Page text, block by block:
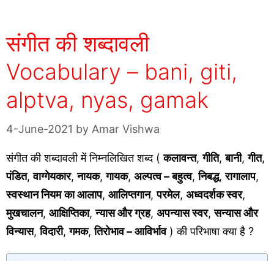
संगीत की शब्दावली
Vocabulary – bani, giti,
alptva, nyas, gamak
4-June-2021 by Amar Vishwa
संगीत की शब्दावली में निम्नलिखित शब्द (कलावन्त,गीति,बानी,गीत,
पंडित,वाग्गेयकार,नायक,गायक, अल्पत्व – बहुत्व,निबद्ध,रागालाप,
स्वस्थान नियम का आलाप, आलिप्तगान,परमेल, अध्वदर्शक स्वर,
मुखचालन, आक्षिप्तिका,न्यास और ग्रह, अपन्यास स्वर,सन्यास और
विन्यास,विदारी,गमक,तिरोभाव – आविर्भाव) की परिभाषा क्या है ?